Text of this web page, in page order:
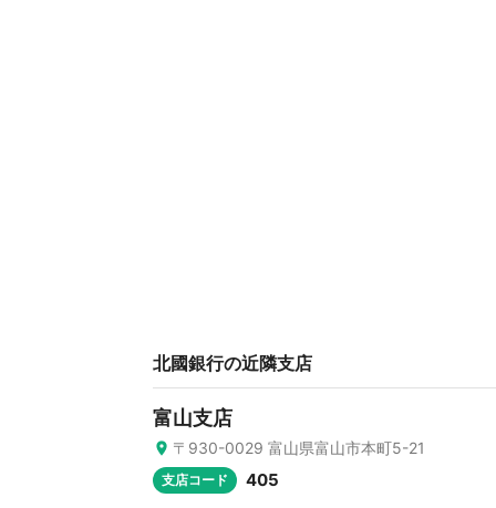
北國銀行の近隣支店
富山支店
〒930-0029 富山県富山市本町5-21
支店コード 405